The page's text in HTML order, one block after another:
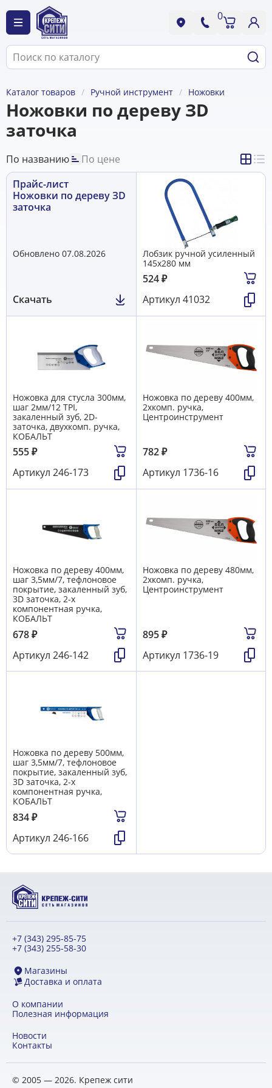
0
Каталог товаров Ручной инструмент Ножовки
Ножовки по дереву ЗD
заточка
По названию
По цене
Прайс-лист
Ножовки по дереву ЗD
заточка
Обновлено 07.08.2026
Скачать
Лобзик ручной усиленный
145х280 мм
524₽
Артикул 41032
Ножовка для стусла 300мм,
шаг 2мм/12 TPI,
закаленный зуб, 2D-
заточка, двухкомп. ручка,
КОБАЛЬТ
555₽
Артикул 246-173
Ножовка по дереву 400мм,
2хкомп. ручка,
Центроинструмент
782₽
Артикул 1736-16
Ножовка по дереву 400мм,
шаг 3,5мм/7, тефлоновое
покрытие, закаленный зуб,
3D заточка, 2-х
компонентная ручка,
КОБАЛЬТ
678₽
Артикул 246-142
Ножовка по дереву 480мм,
2хкомп. ручка,
Центроинструмент
895₽
Артикул 1736-19
Ножовка по дереву 500мм,
шаг 3,5мм/7, тефлоновое
покрытие, закаленный зуб,
3D заточка, 2-х
компонентная ручка,
КОБАЛЬТ
834₽
Артикул 246-166
+7 (343) 295-85-75
+7 (343) 255-58-30
Магазины
Доставка и оплата
О компании
Полезная информация
Новости
Контакты
© 2005 — 2026. Крепеж сити